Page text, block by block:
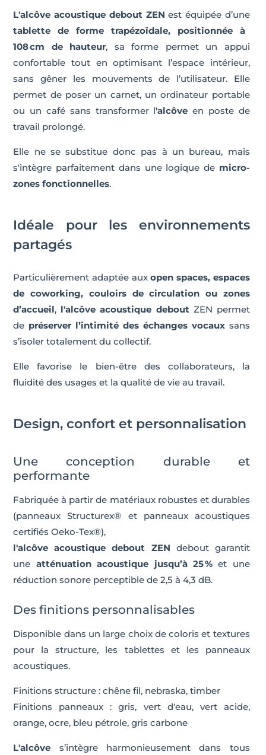
L'alcôve acoustique debout ZEN est équipée d’une
tablette de forme trapézoïdale, positionnée à
108 cm de hauteur, sa forme permet un appui
confortable tout en optimisant l’espace intérieur,
sans gêner les mouvements de l’utilisateur. Elle
permet de poser un carnet, un ordinateur portable
ou un café sans transformer l'alcôveen poste de
travail prolongé.
Elle ne se substitue donc pas à un bureau, mais
s'intègre parfaitement dans une logique de micro-
zones fonctionnelles.
Idéale pour les environnements
partagés
Particulièrement adaptée auxopen spaces, espaces
de coworking, couloirs de circulation ou zones
d’accueil, l'alcôve acoustique deboutZEN permet
de préserver l’intimité des échanges vocauxsans
s’isoler totalement du collectif.
Elle favorise le bien-être des collaborateurs, la
fluidité des usages et la qualité de vie au travail.
Design, confort et personnalisation
Une conception durable et
performante
Fabriquée à partir de matériaux robustes et durables
(panneaux Structurex® et panneaux acoustiques
certifiés Oeko-Tex®),
l'alcôve acoustique debout ZEN debout garantit
une atténuation acoustique jusqu’à 25 %et une
réduction sonore perceptible de 2,5 à 4,3 dB.
Des finitions personnalisables
Disponible dans un large choix de coloris et textures
pour la structure, les tablettes et les panneaux
acoustiques.
Finitions structure : chêne fil, nebraska, timber
Finitions panneaux : gris, vert d'eau, vert acide,
orange, ocre, bleu pétrole, gris carbone
L'alcôve s’intègre harmonieusement dans tous